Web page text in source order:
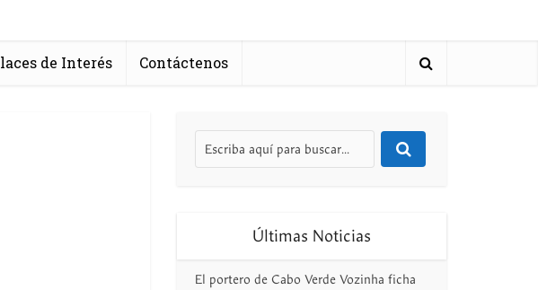
de Interés Contáctenos
Últimas Noticias
El portero de Cabo Verde Vozinha ficha